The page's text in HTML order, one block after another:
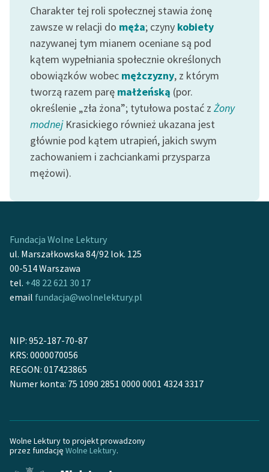
Materiały promocyjne
Polityka prywatności
Regulamin biblioteki
Dane fundacji i
sprawozdania finansowe
Regulamin darowizn
Informacja o treściach
wrażliwych
Charakter tej roli społecznej stawia żonę
zawsze w relacji do męża; czyny kobiety
nazywanej tym mianem oceniane są pod
kątem wypełniania społecznie określonych
obowiązków wobec mężczyzny, z którym
tworzą razem parę małżeńską (por.
określenie „zła żona”; tytułowa postać z Żony
modnejKrasickiego również ukazana jest
głównie pod kątem utrapień, jakich swym
zachowaniem i zachciankami przysparza
mężowi).
Fundacja Wolne Lektury
ul. Marszałkowska 84/92 lok. 125
00-514 Warszawa
tel. +48 22 621 30 17
email fundacja@wolnelektury.pl
NIP: 952-187-70-87
KRS: 0000070056
REGON: 017423865
Numer konta: 75 1090 2851 0000 0001 4324 3317
Wolne Lektury to projekt prowadzony
przez fundację Wolne Lektury.